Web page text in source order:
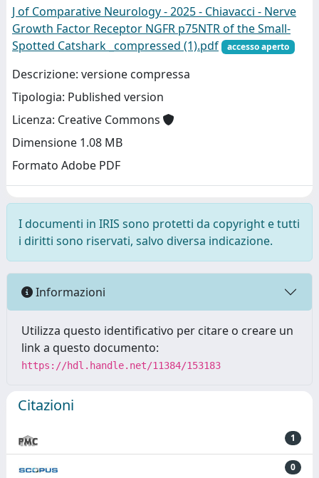
J of Comparative Neurology - 2025 - Chiavacci - Nerve
Growth Factor Receptor NGFR p75NTR of the Small‐
Spotted Catshark _compressed (1).pdf
accesso aperto
Descrizione: versione compressa
Tipologia: Published version
Licenza: Creative Commons
Dimensione 1.08 MB
Formato Adobe PDF
I documenti in IRIS sono protetti da copyright e tutti
i diritti sono riservati, salvo diversa indicazione.
Informazioni
Utilizza questo identificativo per citare o creare un
link a questo documento:
https://hdl.handle.net/11384/153183
Citazioni
1
0